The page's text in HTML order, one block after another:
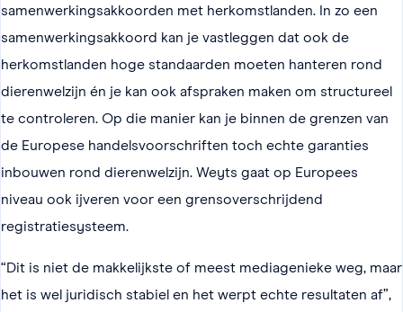
samenwerkingsakkoorden met herkomstlanden. In zo een
samenwerkingsakkoord kan je vastleggen dat ook de
herkomstlanden hoge standaarden moeten hanteren rond
dierenwelzijn én je kan ook afspraken maken om structureel
te controleren. Op die manier kan je binnen de grenzen van
de Europese handelsvoorschriften toch echte garanties
inbouwen rond dierenwelzijn. Weyts gaat op Europees
niveau ook ijveren voor een grensoverschrijdend
registratiesysteem.
“Dit is niet de makkelijkste of meest mediagenieke weg, maar
het is wel juridisch stabiel en het werpt echte resultaten af”,